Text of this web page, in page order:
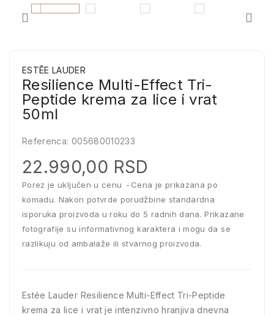
ESTĒE LAUDER
Resilience Multi-Effect Tri-
Peptide krema za lice i vrat
50ml
Referenca: 005680010233
22.990,00 RSD
Porez je uključen u cenu
Cena je prikazana po
komadu. Nakon potvrde porudžbine standardna
isporuka proizvoda u roku do 5 radnih dana. Prikazane
fotografije su informativnog karaktera i mogu da se
razlikuju od ambalaže ili stvarnog proizvoda.
Estée Lauder Resilience Multi-Effect Tri-Peptide
krema za lice i vrat je intenzivno hranjiva dnevna